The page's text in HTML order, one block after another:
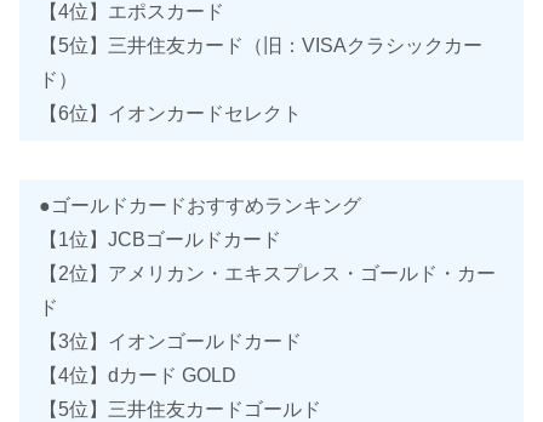
【4位】エポスカード
【5位】三井住友カード（旧：VISAクラシックカー
ド）
【6位】イオンカードセレクト
●ゴールドカードおすすめランキング
【1位】JCBゴールドカード
【2位】アメリカン・エキスプレス・ゴールド・カー
ド
【3位】イオンゴールドカード
【4位】dカード GOLD
【5位】三井住友カードゴールド